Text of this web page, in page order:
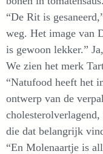
“De Rit is
weg. Het image van
is gewoon lekker.”
We zien het merk
“Natufood heeft het
ontwerp van de
die dat belangrijk
“En Molenaartje is